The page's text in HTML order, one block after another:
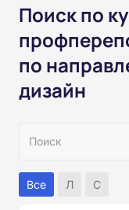
Поиск по
по
дизайн
Все Л С